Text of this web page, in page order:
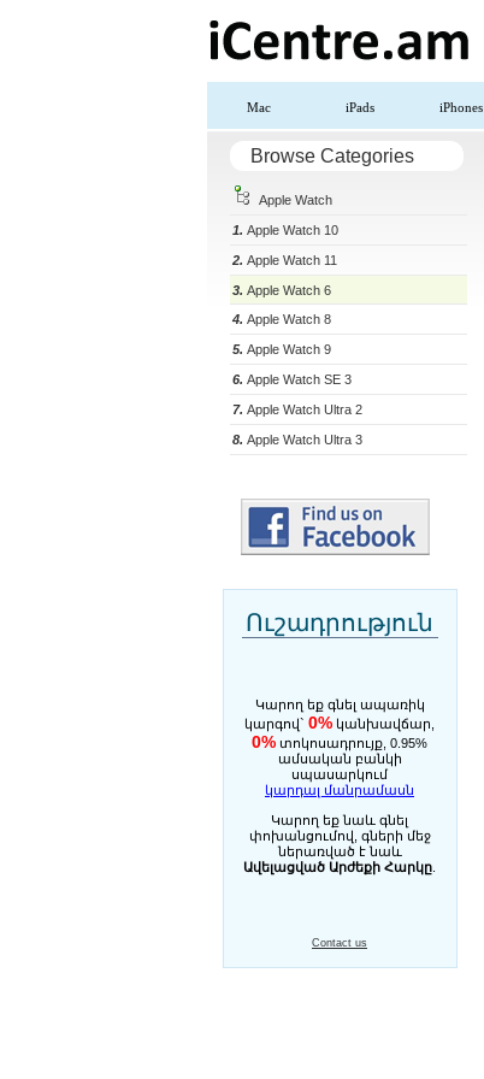
Mac iPads iPhones
Browse Categories
Apple Watch
1. Apple Watch 10
2. Apple Watch 11
3. Apple Watch 6
4. Apple Watch 8
5. Apple Watch 9
6. Apple Watch SE 3
7. Apple Watch Ultra 2
8. Apple Watch Ultra 3
Ուշադրություն
Կարող եք գնել ապառիկ
կարգով` 0% կանխավճար,
0% տոկոսադրույք, 0.95%
ամսական բանկի
սպասարկում
կարդալ մանրամասն
Կարող եք նաև գնել
փոխանցումով, գների մեջ
ներառված է նաև
Ավելացված Արժեքի Հարկը
Contact us